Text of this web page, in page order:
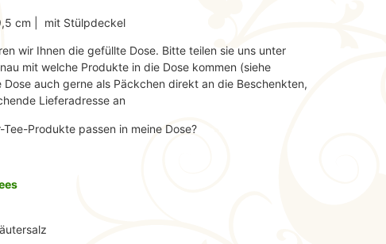
cm | mit Stülpdeckel
wir Ihnen die gefüllte Dose. Bitte teilen sie uns unter
mit welche Produkte in die Dose kommen (siehe
Dose auch gerne als Päckchen direkt an die Beschenkten,
Lieferadresse an
Produkte passen in meine Dose?